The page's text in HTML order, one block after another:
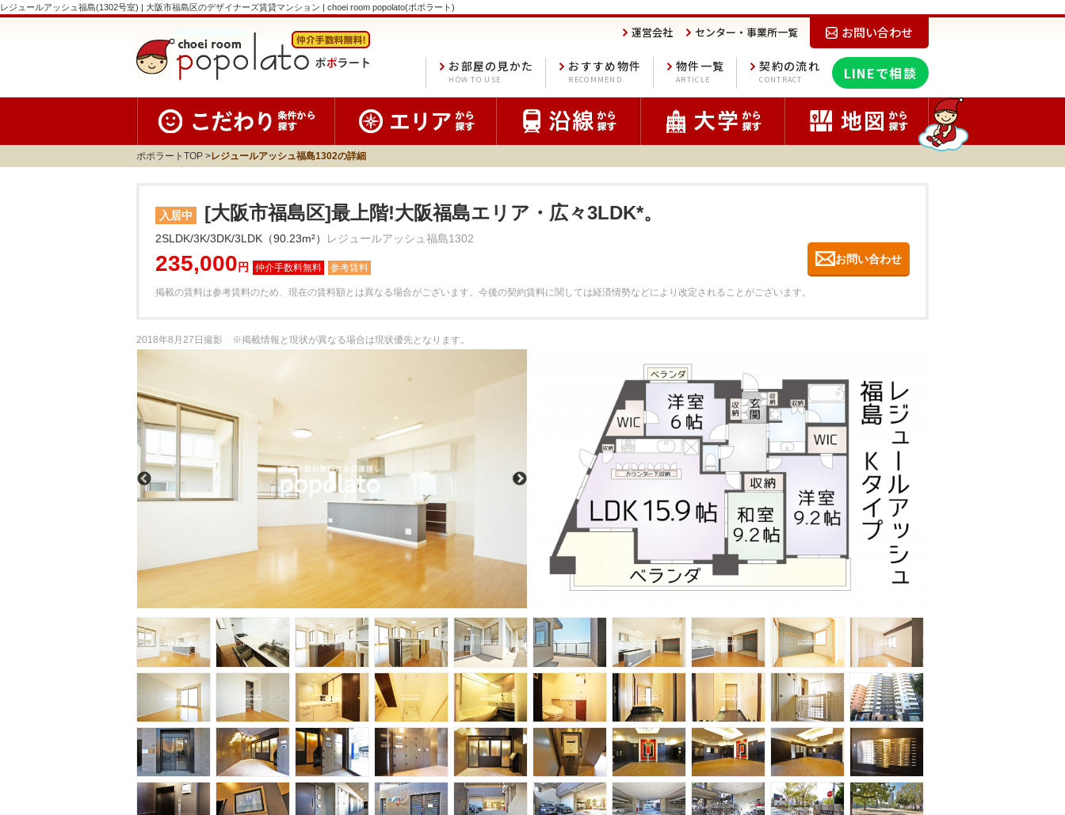
レジュールアッシュ福島(1302号室) | 大阪市福島区のデザイナーズ賃貸マンション | choei room popolato(ポポラート)
お問い合わせ
センター・事業所一覧
運営会社
LINEで相談
契約の流れ
CONTRACT
物件一覧
ARTICLE
おすすめ物件
RECOMMEND
お部屋の見かた
HOW TO USE
ポポラートTOP レジュールアッシュ福島1302の詳細
入居中 [大阪市福島区]最上階!大阪福島エリア・広々3LDK*。
2SLDK/3K/3DK/3LDK（90.23m²） レジュールアッシュ福島1302
235,000 円 参考賃料
お問い合わせ
掲載の賃料は参考賃料のため、現在の賃料額とは異なる場合がございます。 今後の契約賃料に関しては経済情勢などにより改定されることがございます。
2018年8月27日撮影 ※掲載情報と現状が異なる場合は現状優先となります。